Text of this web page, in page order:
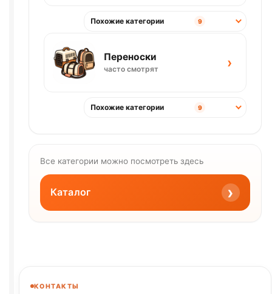
Похожие категории 9
Переноски
часто смотрят ›
Похожие категории 9
Все категории можно посмотреть здесь
Каталог ›
КОНТАКТЫ